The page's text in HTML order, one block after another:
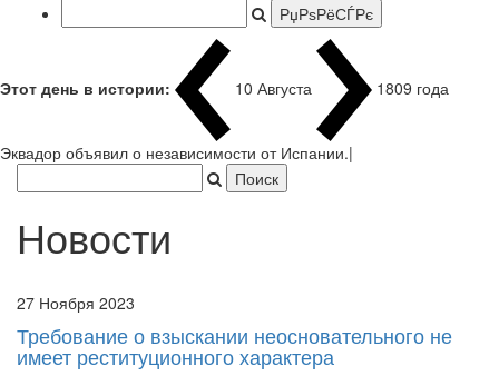
Этот день в истории: 10 Августа 1792 года в
Париже произошло воо|
Новости
27 Ноября 2023
Требование о взыскании неосновательного не
имеет реституционного характера